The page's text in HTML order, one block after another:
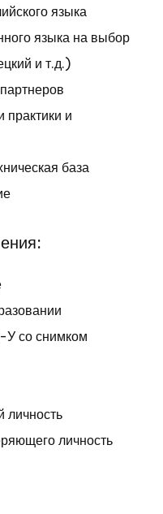
языка
языка на выбор
и т.д.)
и
база
У со снимком
личность
личность